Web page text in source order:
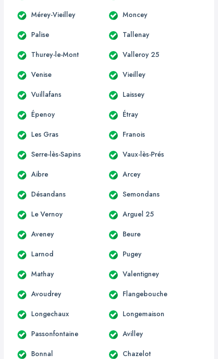
Mérey-Vieilley Moncey
Palise Tallenay
Thurey-le-Mont Valleroy 25
Venise Vieilley
Vuillafans Laissey
Épenoy Étray
Les Gras Franois
Serre-lès-Sapins Vaux-lès-Prés
Aibre Arcey
Désandans Semondans
Le Vernoy Arguel 25
Aveney Beure
Larnod Pugey
Mathay Valentigney
Avoudrey Flangebouche
Longechaux Longemaison
Passonfontaine Avilley
Bonnal Chazelot